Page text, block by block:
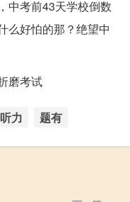
中考前43天学校倒数
么好怕的那？绝望中
磨考试
力 题有